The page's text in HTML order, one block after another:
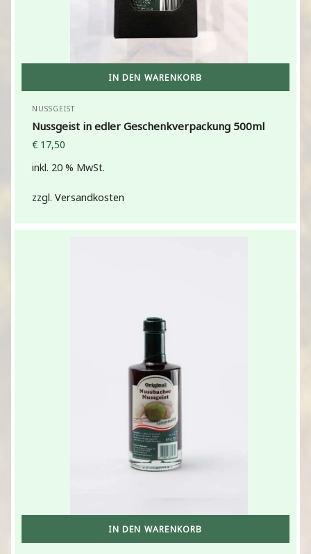
IN DEN WARENKORB
NUSSGEIST
Nussgeist in edler Geschenkverpackung 500ml
€ 17,50
inkl. 20 % MwSt.
zzgl.Versandkosten
IN DEN WARENKORB